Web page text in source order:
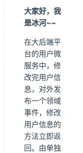
大家好，我
是冰河~~
在大后端平
台的用户微
服务中，修
改完用户信
息，对外发
布一个领域
事件，修改
用户信息的
方法立即返
回。由单独